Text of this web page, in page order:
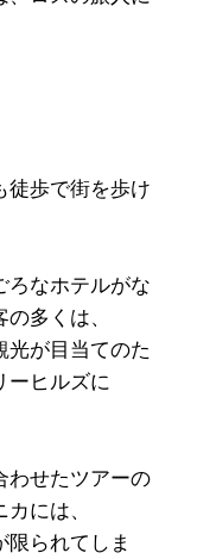
徒歩で街を歩け
ろなホテルがな
多くは、
光が目当てのた
ーヒルズに
わせたツアーの
には、
られてしま